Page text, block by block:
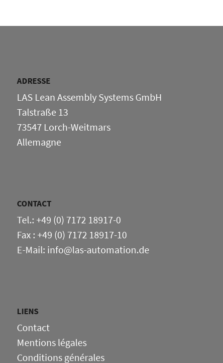
ADRESSE
LAS Lean Assembly Systems GmbH
Talstraße 13
73547 Lorch-Weitmars
Allemagne
CONTACT
Tel.: +49 (0) 7172 18917-0
Fax : +49 (0) 7172 18917-10
E-Mail: info@las-automation.de
LIENS
Contact
Mentions légales
Conditions générales